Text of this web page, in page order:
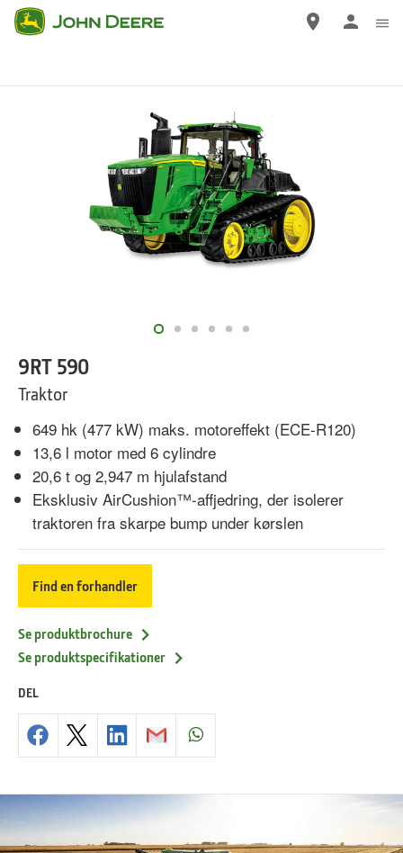
Gå
9RT 590
Traktor
649 hk (477 kW) maks. motoreffekt (ECE-R120)
13,6 l motor med 6 cylindre
20,6 t og 2,947 m hjulafstand
Eksklusiv AirCushion™-affjedring, der isolerer
traktoren fra skarpe bump under kørslen
Find en forhandler
Se produktbrochure
Se produktspecifikationer
DEL